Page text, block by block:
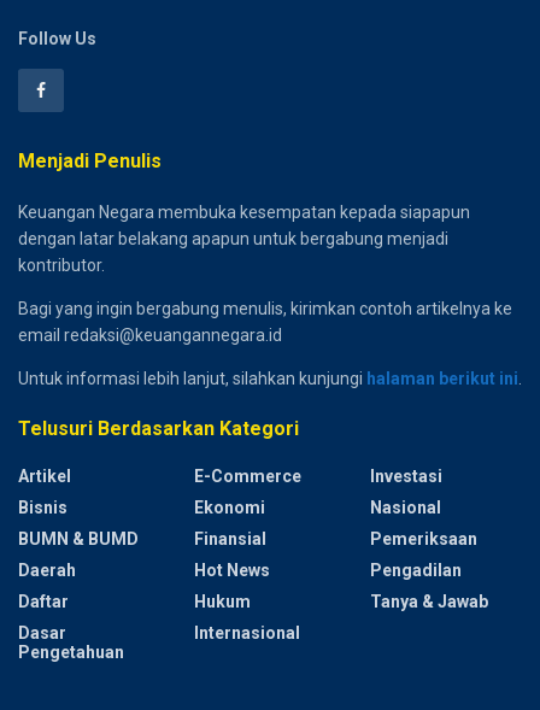
Follow Us
Menjadi Penulis
Keuangan Negara membuka kesempatan kepada siapapun
dengan latar belakang apapun untuk bergabung menjadi
kontributor.
Bagi yang ingin bergabung menulis, kirimkan contoh artikelnya ke
email redaksi@keuangannegara.id
Untuk informasi lebih lanjut, silahkan kunjungi halaman berikut ini
Telusuri Berdasarkan Kategori
Artikel
Bisnis
BUMN & BUMD
Daerah
Daftar
Dasar
Pengetahuan
E-Commerce
Ekonomi
Finansial
Hot News
Hukum
Internasional
Investasi
Nasional
Pemeriksaan
Pengadilan
Tanya & Jawab